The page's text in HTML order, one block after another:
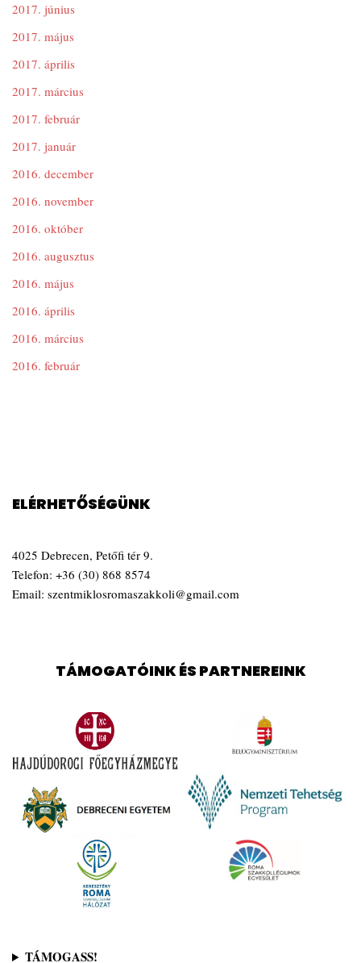
2017. június
2017. május
2017. április
2017. március
2017. február
2017. január
2016. december
2016. november
2016. október
2016. augusztus
2016. május
2016. április
2016. március
2016. február
ELÉRHETŐSÉGÜNK
4025 Debrecen, Petőfi tér 9.
Telefon: +36 (30) 868 8574
Email: szentmiklosromaszakkoli@gmail.com
TÁMOGATÓINK ÉS PARTNEREINK
TÁMOGASS!